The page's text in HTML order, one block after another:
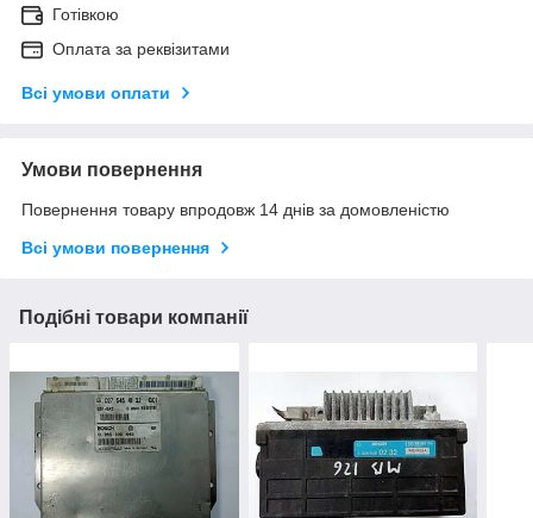
Готівкою
Оплата за реквізитами
Всі умови оплати
Умови повернення
Повернення товару впродовж 14 днів за домовленістю
Всі умови повернення
Подібні товари компанії